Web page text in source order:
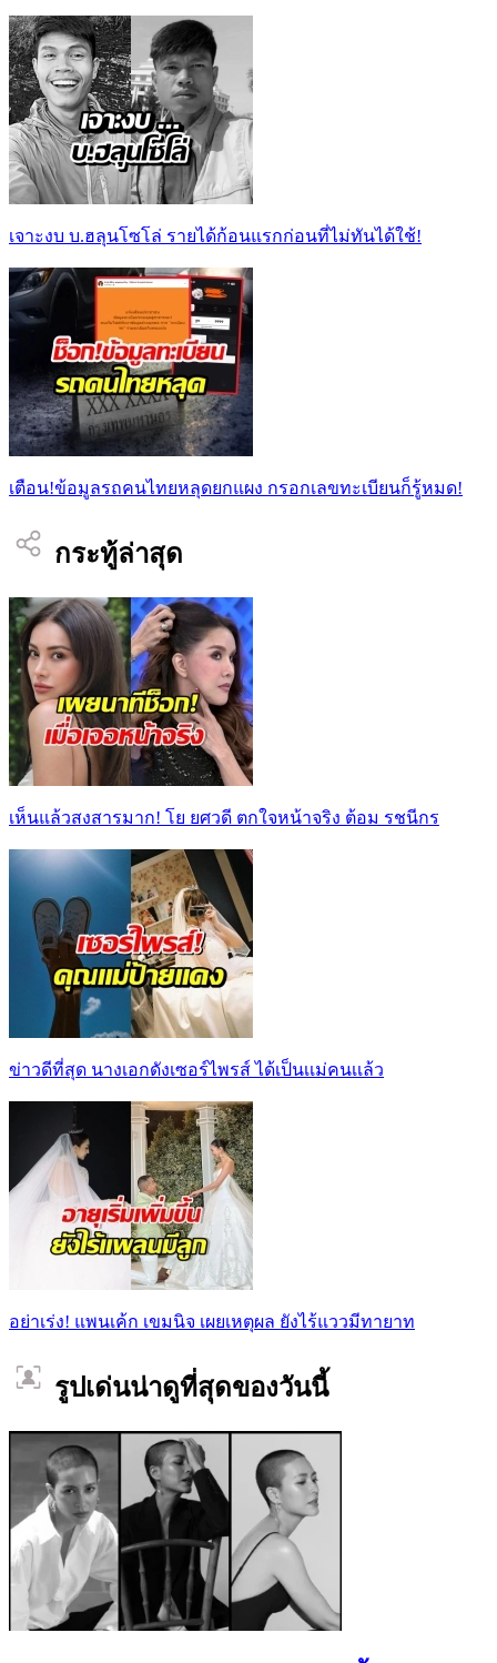
เจาะงบ บ.ฮลุนโซโล่ รายได้ก้อนแรกก่อนที่ไม่ทันได้ใช้!
เตือน!ข้อมูลรถคนไทยหลุดยกแผง กรอกเลขทะเบียนก็รู้หมด!
กระทู้ล่าสุด
เห็นแล้วสงสารมาก! โย ยศวดี ตกใจหน้าจริง ต้อม รชนีกร
ข่าวดีที่สุด นางเอกดังเซอร์ไพรส์ ได้เป็นเเม่คนเเล้ว
อย่าเร่ง! แพนเค้ก เขมนิจ เผยเหตุผล ยังไร้แววมีทายาท
รูปเด่นน่าดูที่สุดของวันนี้